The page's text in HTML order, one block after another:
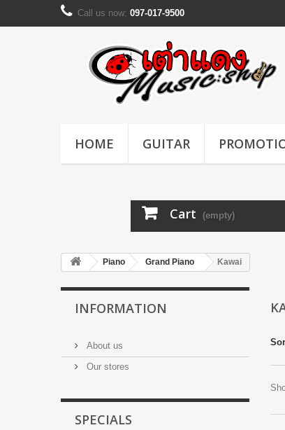
Call us now: 097-017-9500
HOME GUITAR
Cart (empty)
Piano Grand Piano Kawai
INFORMATION
About us
Our stores
SPECIALS